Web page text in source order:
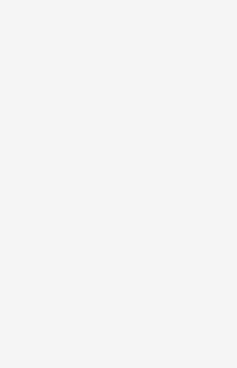
最期待哪一
運科防護